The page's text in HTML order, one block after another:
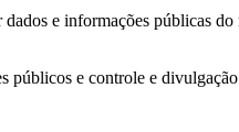
e informações públicas do
e controle e